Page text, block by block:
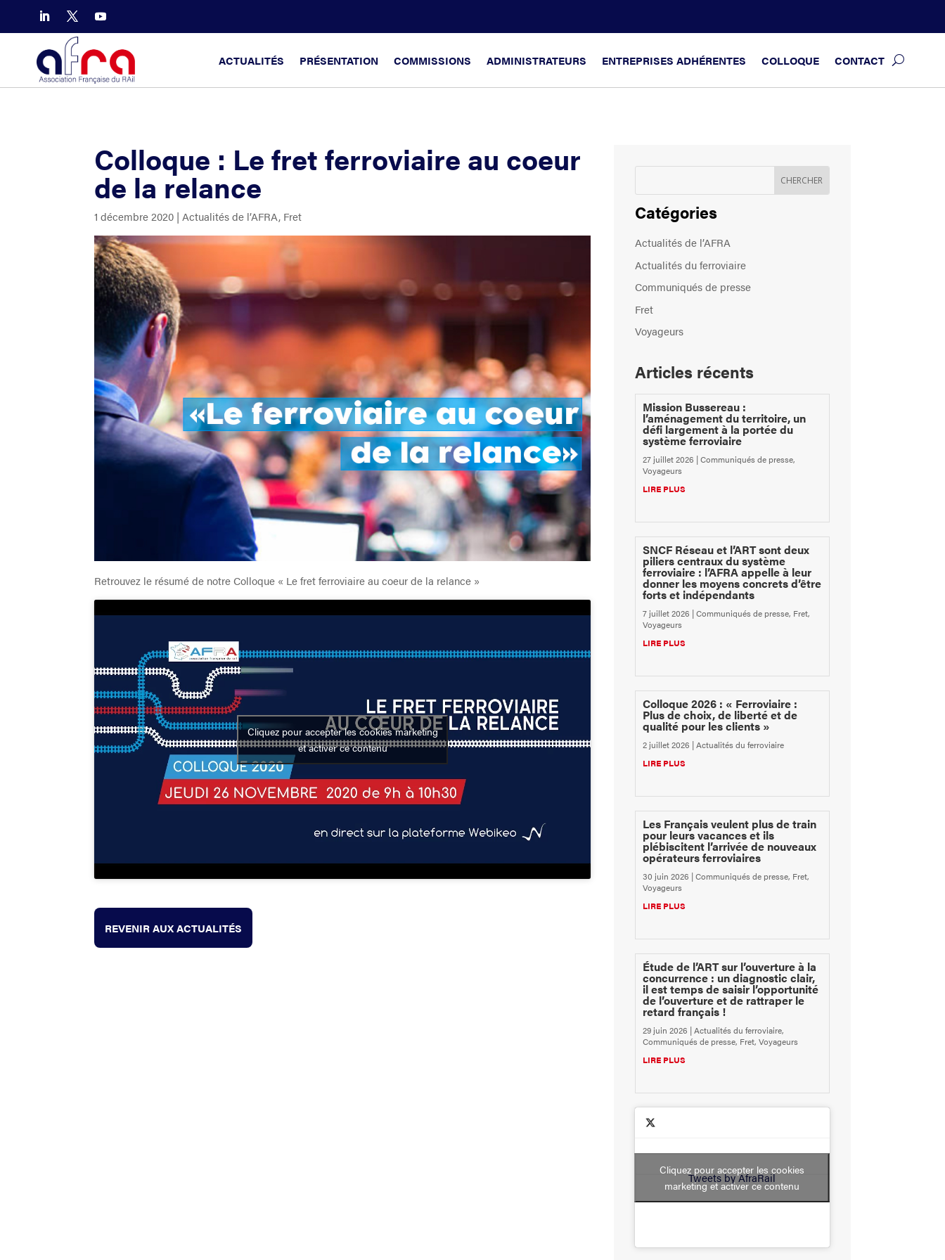
ACTUALITÉS PRÉSENTATION COMMISSIONS ADMINISTRATEURS ENTREPRISES ADHÉRENTES COLLOQUE CONTACT
Colloque : Le fret ferroviaire au coeur
de la relance
1 décembre 2020 | Actualités de l’AFRA, Fret
Retrouvez le résumé de notre Colloque « Le fret ferroviaire au coeur de la relance »
Cliquez pour accepter les cookies marketing
et activer ce contenu
REVENIR AUX ACTUALITÉS
Catégories
Actualités de l’AFRA
Actualités du ferroviaire
Communiqués de presse
Fret
Voyageurs
Articles récents
Mission Bussereau :
l’aménagement du territoire, un
défi largement à la portée du
système ferroviaire
27 juillet 2026 |Communiqués de presse,
Voyageurs
LIRE PLUS
SNCF Réseau et l’ART sont deux
piliers centraux du système
ferroviaire : l’AFRA appelle à leur
donner les moyens concrets d’être
forts et indépendants
7 juillet 2026 |Communiqués de presse, Fret,
Voyageurs
LIRE PLUS
Colloque 2026 : « Ferroviaire :
Plus de choix, de liberté et de
qualité pour les clients »
2 juillet 2026 |Actualités du ferroviaire
LIRE PLUS
Les Français veulent plus de train
pour leurs vacances et ils
plébiscitent l’arrivée de nouveaux
opérateurs ferroviaires
30 juin 2026 |Communiqués de presse, Fret,
Voyageurs
LIRE PLUS
Étude de l’ART sur l’ouverture à la
concurrence : un diagnostic clair,
il est temps de saisir l’opportunité
de l’ouverture et de rattraper le
retard français !
29 juin 2026 |Actualités du ferroviaire,
Communiqués de presse, Fret, Voyageurs
LIRE PLUS
Tweets by AfraRail
Cliquez pour accepter les cookies
marketing et activer ce contenu